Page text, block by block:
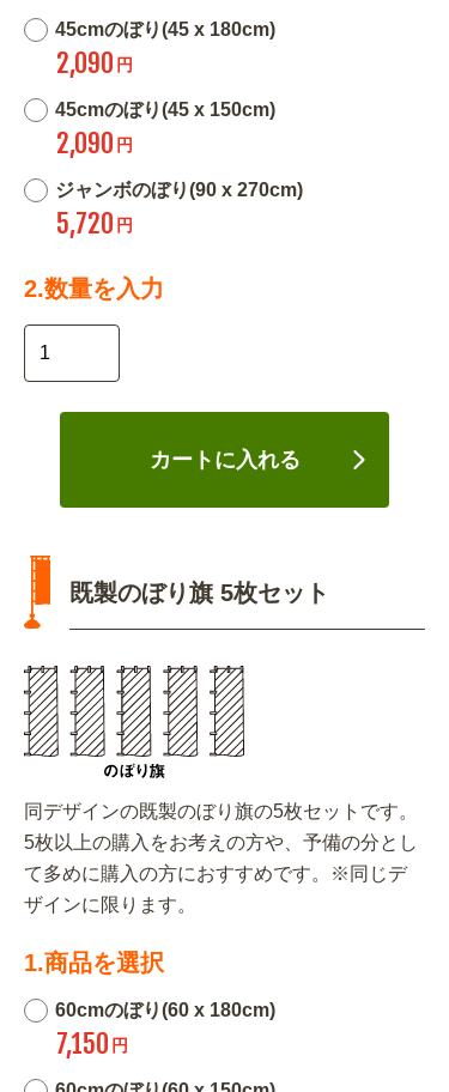
45cmのぼり(45 x 180cm)
2,090 円
45cmのぼり(45 x 150cm)
2,090 円
ジャンボのぼり(90 x 270cm)
5,720 円
2.数量を入力
カートに入れる
既製のぼり旗 5枚セット
同デザインの既製のぼり旗の5枚セットです。
5枚以上の購入をお考えの方や、予備の分とし
て多めに購入の方におすすめです。※同じデ
ザインに限ります。
1.商品を選択
60cmのぼり(60 x 180cm)
7,150 円